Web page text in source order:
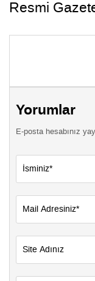
Resmi
Yorumlar
E-posta hesabınız